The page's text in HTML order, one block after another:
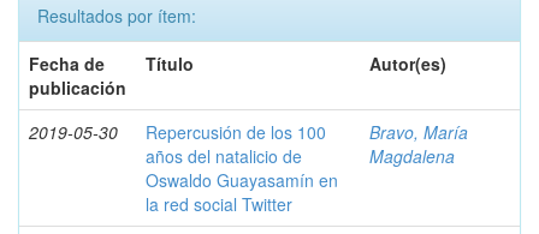
Resultados por ítem:
Fecha de
publicación
Título Autor(es)
2019-05-30
Repercusión de los 100
años del natalicio de
Oswaldo Guayasamín en
la red social Twitter
Bravo, María
Magdalena